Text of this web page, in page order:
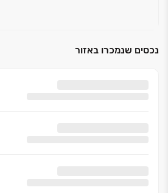
נכסים שנמכרו באזור